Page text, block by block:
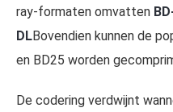
ray-formaten omvatten
DLBovendien kunnen de
en BD25 worden
De codering verdwijnt